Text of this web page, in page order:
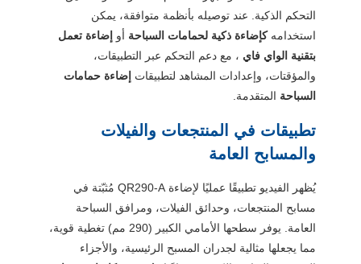
التحكم الذكية. عند توصيله بأنظمة متوافقة، يمكن
استخدامهكإضاءة ذكية لحمامات السباحة أو إضاءة تعمل
بتقنية الواي فاي ، مع دعم التحكم عبر التطبيقات،
والمؤقتات، وإعدادات المشاهد لتطبيقات إضاءة حمامات
السباحة المتقدمة.
تطبيقات في المنتجعات والفيلات
والمسابح العامة
يُظهر الفيديو تطبيقًا عمليًا لإضاءة QR290-A مُثبّتة في
مسابح المنتجعات، وحدائق الفيلات، ومرافق السباحة
العامة. يوفر سطحها الأمامي الكبير (290 مم) تغطية قوية،
مما يجعلها مثالية لجدران المسبح الرئيسية، والأجزاء